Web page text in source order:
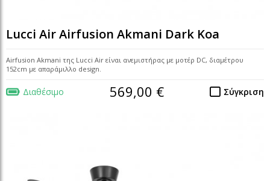
Lucci Air Airfusion Akmani Dark Koa
Airfusion Akmani της Lucci Air είναι ανεμιστήρας με μοτέρ DC, διαμέτρου
152cm με απαράμιλλο design.
Διαθέσιμο Σύγκριση
569,00 €